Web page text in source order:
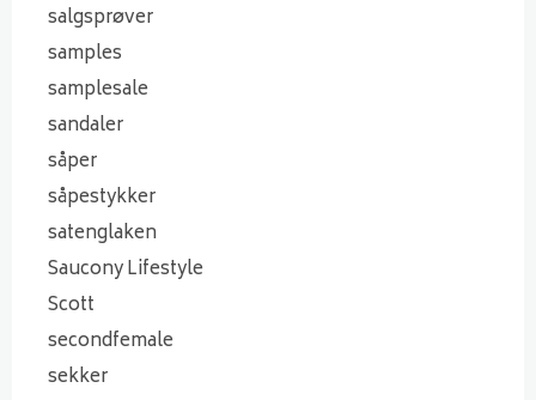
salgsprøver
samples
samplesale
sandaler
såper
såpestykker
satenglaken
Saucony Lifestyle
Scott
secondfemale
sekker